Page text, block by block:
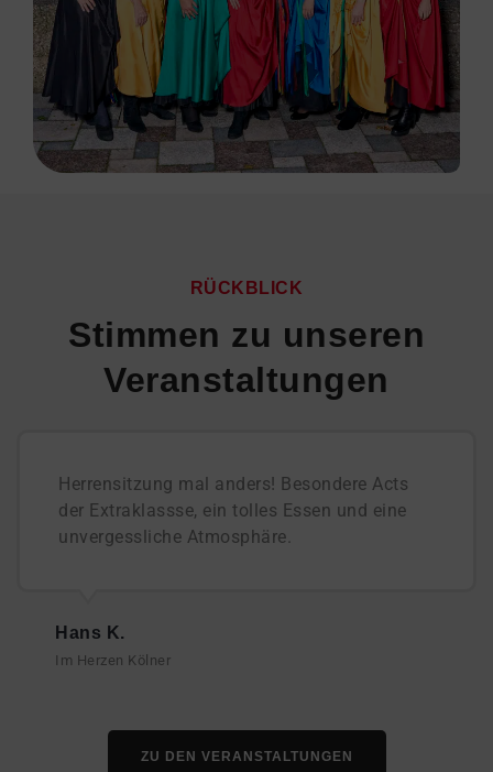
RÜCKBLICK
Stimmen zu unseren
Veranstaltungen
Herrensitzung mal anders! Besondere Acts
der Extraklassse, ein tolles Essen und eine
unvergessliche Atmosphäre.
Hans K.
Im Herzen Kölner
ZU DEN VERANSTALTUNGEN